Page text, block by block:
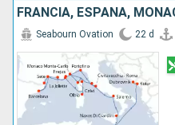
Seabourn Ovation 22 d